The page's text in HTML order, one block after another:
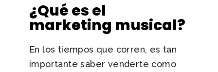
¿Qué es el
marketing musical?
En los tiempos que corren, es tan
importante saber venderte como